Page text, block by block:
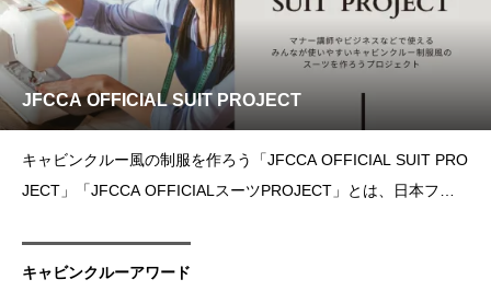
JFCCA OFFICIAL SUIT PROJECT
キャビンクルー風の制服を作ろう「JFCCA OFFICIAL SUIT PRO
JECT」「JFCCA OFFICIALスーツPROJECT」とは、日本フォ
キャビンクルーやOB
キャビンクルーアワード